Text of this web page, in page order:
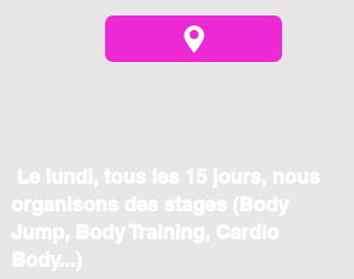
Le lundi, tous les 15 jours, nous
organisons des stages (Body
Jump, Body Training, Cardio
Body...)